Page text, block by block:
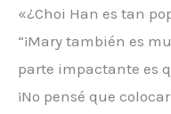
«¿Choi Han es tan
“¡Mary también es
parte impactante es
¡No pensé que